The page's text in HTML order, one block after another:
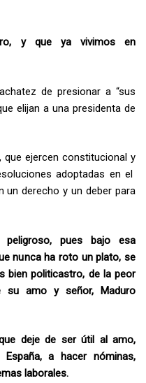
y que ya vivimos en
de presionar a “sus
elijan a una presidenta de
ejercen constitucional y
adoptadas en el
un derecho y un deber para
pues bajo esa
nunca ha roto un plato, se
bien politicastro, de la peor
su amo y señor, Maduro
deje de ser útil al amo,
a hacer nóminas,
laborales.